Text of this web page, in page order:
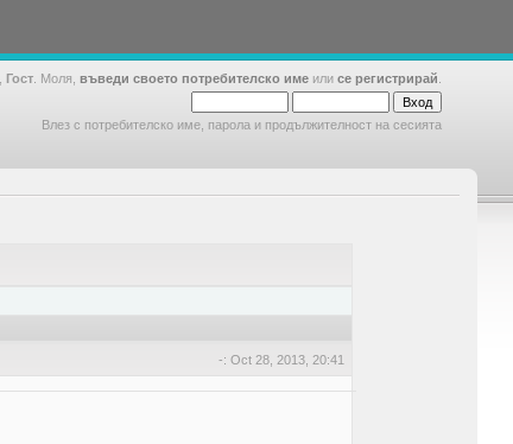
Гост . Моля, въведи своето потребителско име или се регистрирай
Влез с потребителско име, парола и продължителност на сесията
-: Oct 28, 2013, 20:41